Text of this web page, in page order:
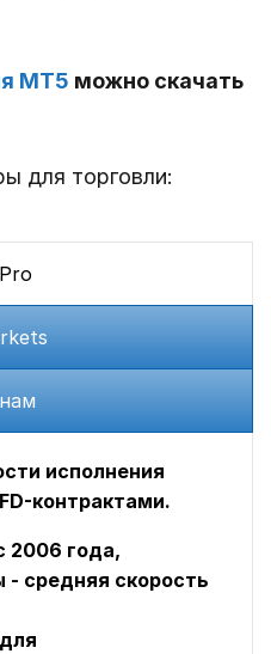
МТ5 можно скачать
для торговли:
исполнения
контрактами.
2006 года,
- средняя скорость